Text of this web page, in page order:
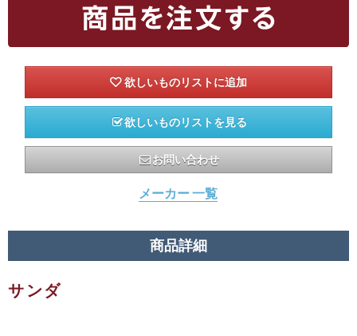
欲しいものリストを見る
お問い合わせ
メーカー 一覧
商品詳細
サンダ